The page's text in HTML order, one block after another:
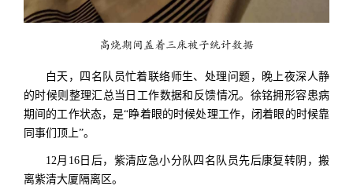
高烧期间盖着三床被子统计数据
白天，四名队员忙着联络师生、处理问题，晚上夜深人静
的时候则整理汇总当日工作数据和反馈情况。徐铭拥形容患病
期间的工作状态，是“睁着眼的时候处理工作，闭着眼的时候靠
同事们顶上”。
12月16日后，紫清应急小分队四名队员先后康复转阴，搬
离紫清大厦隔离区。